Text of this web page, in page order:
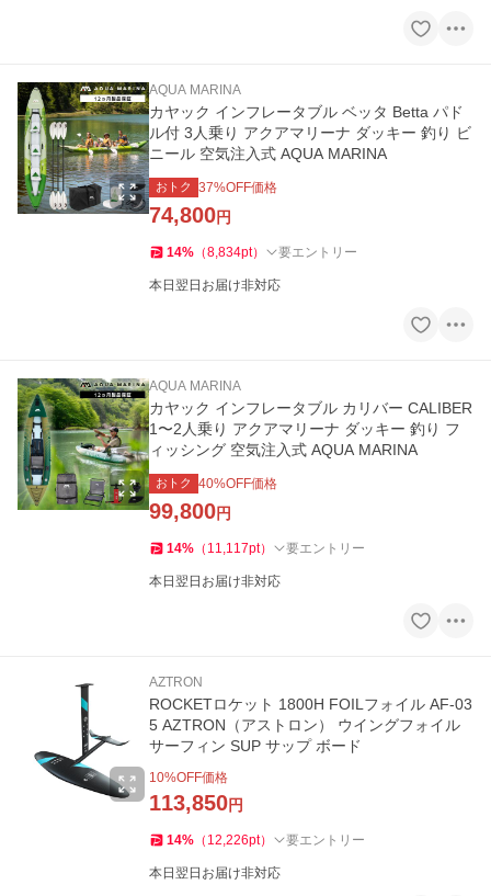
AQUA MARINA
カヤック インフレータブル ベッタ Betta パド
ル付 3人乗り アクアマリーナ ダッキー 釣り ビ
ニール 空気注入式 AQUA MARINA
おトク 37%OFF価格
74,800円
14% （8,834pt） 要エントリー
本日翌日お届け非対応
AQUA MARINA
カヤック インフレータブル カリバー CALIBER
1〜2人乗り アクアマリーナ ダッキー 釣り フ
ィッシング 空気注入式 AQUA MARINA
おトク 40%OFF価格
99,800円
14% （ 11,117pt） 要エントリー
本日翌日お届け非対応
AZTRON
ROCKETロケット 1800H FOILフォイル AF-03
5 AZTRON（アストロン） ウイングフォイル
サーフィン SUP サップ ボード
10%OFF価格
113,850円
14% （ 12,226pt） 要エントリー
本日翌日お届け非対応